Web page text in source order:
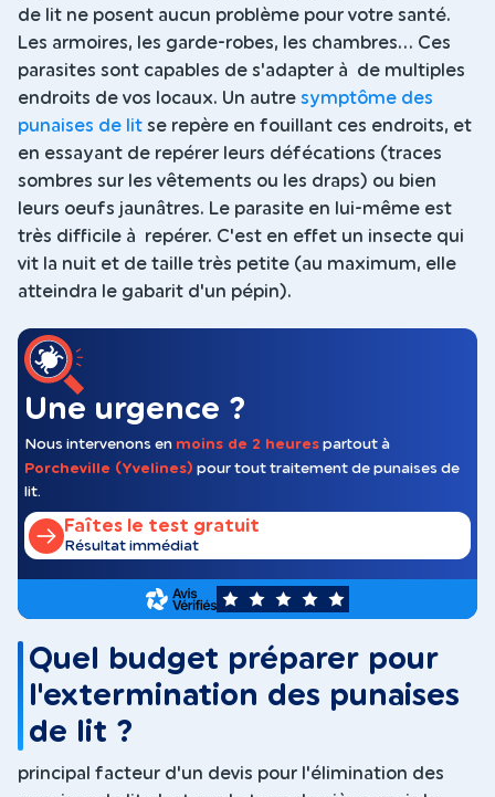
de lit ne posent aucun problème pour votre santé.
Les armoires, les garde-robes, les chambres... Ces
parasites sont capables de s'adapter à de multiples
endroits de vos locaux. Un autre symptôme des
punaises de lit se repère en fouillant ces endroits, et
en essayant de repérer leurs défécations (traces
sombres sur les vêtements ou les draps) ou bien
leurs oeufs jaunâtres. Le parasite en lui-même est
très difficile à repérer. C'est en effet un insecte qui
vit la nuit et de taille très petite (au maximum, elle
atteindra le gabarit d'un pépin).
Une urgence ?
Nous intervenons en moins de 2 heures partout à
Porcheville (Yvelines) pour tout traitement de punaises de
lit.
Faîtes le test gratuit
Résultat immédiat
5
Quel budget préparer pour
l'extermination des punaises
de lit ?
principal facteur d'un devis pour l'élimination des